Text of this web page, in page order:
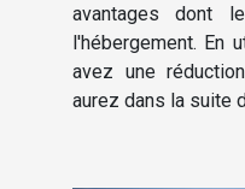
avantages dont
l'hébergement. En
avez une
aurez dans la suite